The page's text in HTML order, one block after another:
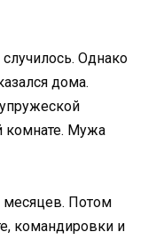
случилось. Однако
дома.
комнате. Мужа
месяцев. Потом
командировки и